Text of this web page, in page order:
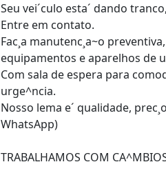
Seu vei´culo esta´ dando
Entre em contato.
Fac¸a manutenc¸a~o
equipamentos e aparelhos de
Com sala de espera para
urge^ncia.
Nosso lema e´ qualidade,
WhatsApp)
TRABALHAMOS COM